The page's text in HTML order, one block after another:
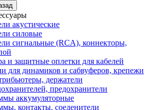
акустические
силовые
сигнальные (RCA), коннекторы,
и защитные оплетки для кабелей
для динамиков и сабвуферов, крепежи
держатели
предохранители
аккумуляторные
контакты, соеденители